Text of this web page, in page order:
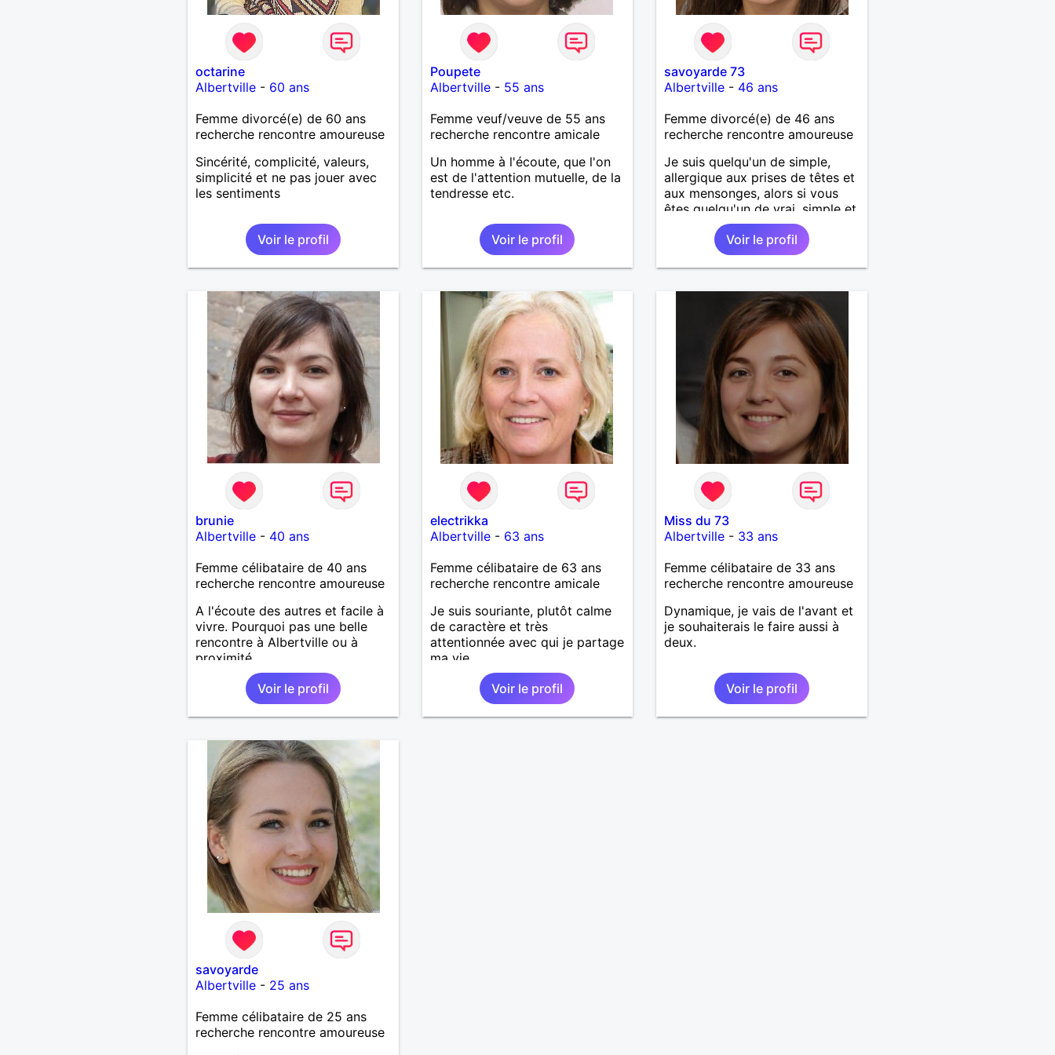
octarine
Albertville- 60 ans
Femme divorcé(e) de 60 ans
recherche rencontre amoureuse
Sincérité, complicité, valeurs,
simplicité et ne pas jouer avec
les sentiments
Voir le profil
Poupete
Albertville- 55 ans
Femme veuf/veuve de 55 ans
recherche rencontre amicale
Un homme à l'écoute, que l'on
est de l'attention mutuelle, de la
tendresse etc.
Voir le profil
savoyarde 73
Albertville - 46 ans
Femme divorcé(e) de 46 ans
recherche rencontre amoureuse
Je suis quelqu'un de simple,
allergique aux prises de têtes et
aux mensonges, alors si vous
êtes quelqu'un de vrai, simple et
honnête, venez chatter avec moi
et qui sait...Voir le profil
brunie
Albertville- 40 ans
Femme célibataire de 40 ans
recherche rencontre amoureuse
A l'écoute des autres et facile à
vivre. Pourquoi pas une belle
rencontre à Albertville ou à
proximité.
Voir le profil
electrikka
Albertville- 63 ans
Femme célibataire de 63 ans
recherche rencontre amicale
Je suis souriante, plutôt calme
de caractère et très
attentionnée avec qui je partage
ma vie.
Voir le profil
Miss du 73
Albertville - 33 ans
Femme célibataire de 33 ans
recherche rencontre amoureuse
Dynamique, je vais de l'avant et
je souhaiterais le faire aussi à
deux.
Voir le profil
savoyarde
Albertville- 25 ans
Femme célibataire de 25 ans
recherche rencontre amoureuse